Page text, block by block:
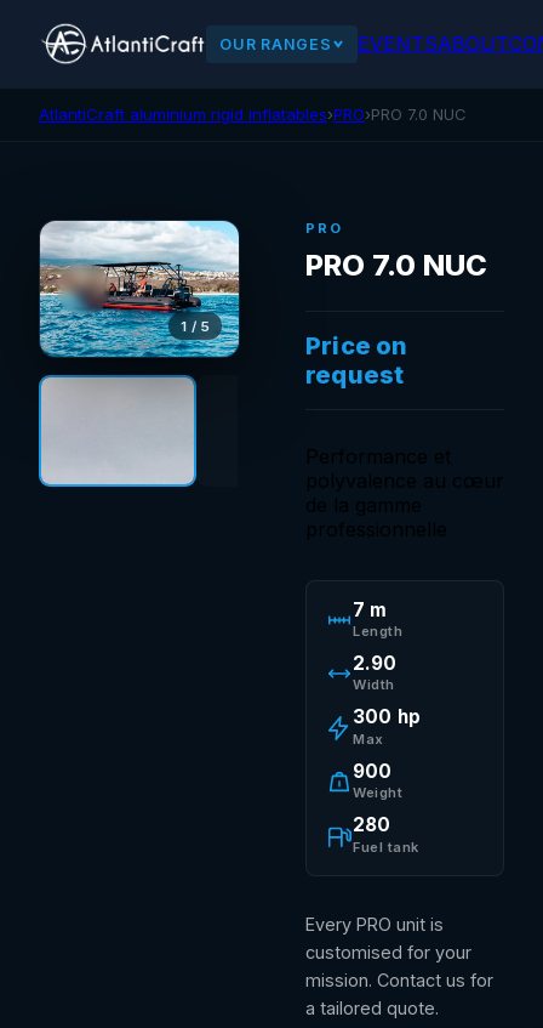
OUR RANGES EVENTSABOUT
AtlantiCraft aluminium rigid inflatables›PRO›PRO 7.0 NUC
1 / 5
PRO
PRO 7.0 NUC
Price on
request
Performance et
polyvalence au cœur
de la gamme
professionnelle
7 m
Length
2.90
Width
300 hp
Max
900
Weight
280
Fuel tank
Every PRO unit is
customised for your
mission. Contact us for
a tailored quote.